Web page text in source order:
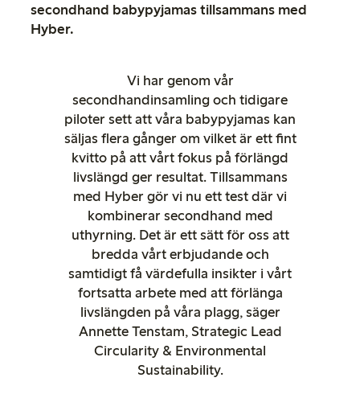
secondhand babypyjamas tillsammans med
Hyber.
Vi har genom vår
secondhandinsamling och tidigare
piloter sett att våra babypyjamas kan
säljas flera gånger om vilket är ett fint
kvitto på att vårt fokus på förlängd
livslängd ger resultat. Tillsammans
med Hyber gör vi nu ett test där vi
kombinerar secondhand med
uthyrning. Det är ett sätt för oss att
bredda vårt erbjudande och
samtidigt få värdefulla insikter i vårt
fortsatta arbete med att förlänga
livslängden på våra plagg, säger
Annette Tenstam, Strategic Lead
Circularity & Environmental
Sustainability.